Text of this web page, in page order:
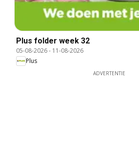
Plus folder week 32
05-08-2026- 11-08-2026
Plus
ADVERTENTIE